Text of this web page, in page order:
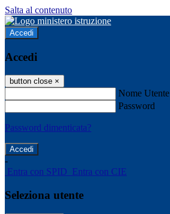
Salta al contenuto
Accedi
Accedi
button close ×
Nome Utente
Password
Password dimenticata?
-
Entra con SPID Entra con CIE
Seleziona utente